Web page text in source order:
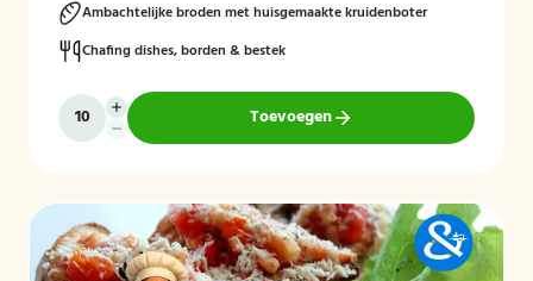
Ambachtelijke broden met huisgemaakte kruidenboter
Chafing dishes, borden & bestek
Toevoegen